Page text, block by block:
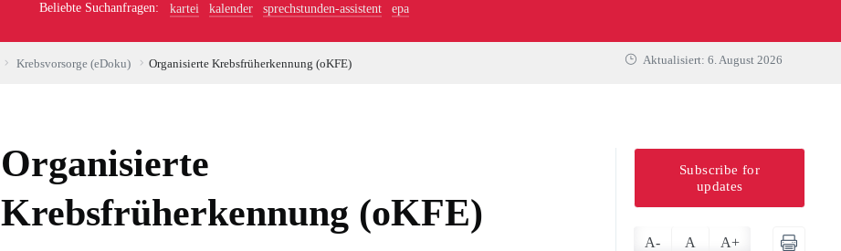
Beliebte Suchanfragen: kartei kalender sprechstunden-assistent epa
Krebsvorsorge (eDoku) Organisierte Krebsfrüherkennung (oKFE) Aktualisiert: 6. August 2026
Organisierte
Krebsfrüherkennung (oKFE)
Subscribe for
updates
A- A A+